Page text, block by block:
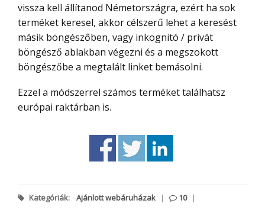
vissza kell állítanod Németországra, ezért ha sok
terméket keresel, akkor célszerű lehet a keresést
másik böngészőben, vagy inkognitó / privát
böngésző ablakban végezni és a megszokott
böngészőbe a megtalált linket bemásolni.
Ezzel a módszerrel számos terméket találhatsz
európai raktárban is.
Kategóriák: Ajánlott webáruházak | 10 |